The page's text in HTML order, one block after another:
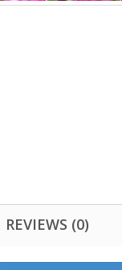
REVIEWS (0)